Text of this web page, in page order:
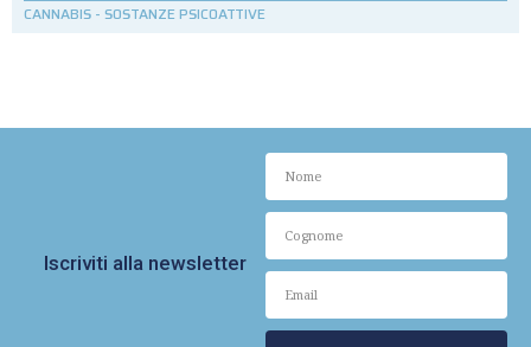
CANNABIS - SOSTANZE PSICOATTIVE
Iscriviti alla newsletter